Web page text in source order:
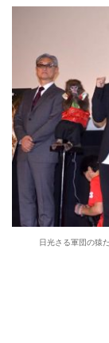
日光さる軍団の猿